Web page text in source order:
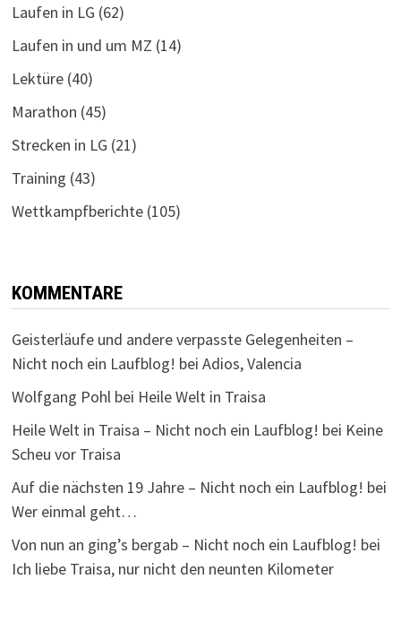
Laufen in LG (62)
Laufen in und um MZ (14)
Lektüre(40)
Marathon (45)
Strecken in LG (21)
Training (43)
Wettkampfberichte(105)
KOMMENTARE
Geisterläufe und andere verpasste Gelegenheiten –
Nicht noch ein Laufblog! bei Adios, Valencia
Wolfgang Pohl bei Heile Welt in Traisa
Heile Welt in Traisa – Nicht noch ein Laufblog! bei Keine
Scheu vor Traisa
Auf die nächsten 19 Jahre – Nicht noch ein Laufblog! bei
Wer einmal geht…
Von nun an ging’s bergab – Nicht noch ein Laufblog! bei
Ich liebe Traisa, nur nicht den neunten Kilometer